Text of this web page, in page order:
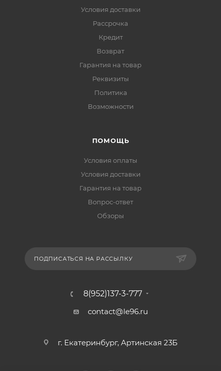
Условия доставки
Рассрочка
Кредит
Возврат
Гарантия на товар
Реквизиты
Политика
Возможности
ПОМОЩЬ
Условия оплаты
Условия доставки
Гарантия на товар
Вопрос-ответ
Обзоры
ПОДПИСАТЬСЯ НА РАССЫЛКУ
8(952)137-3-777
contact@le96.ru
г. Екатеринбург, Артинская 23Б